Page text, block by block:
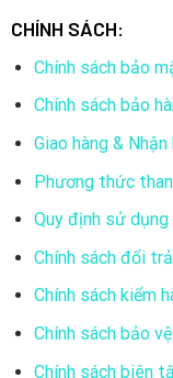
CHÍNH SÁCH:
Chính sách bảo
Chính sách bảo
Giao hàng & Nhận
Phương thức
Quy định sử dụng
Chính sách đổi
Chính sách kiểm
Chính sách bảo
Chính sách biên